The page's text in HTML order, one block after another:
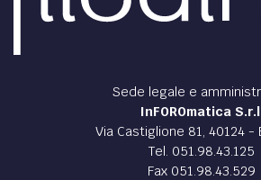
Sede legale e
InFOROmatica
Via Castiglione 81, 40124 -
Tel. 051.98.43.125
Fax 051.98.43.529